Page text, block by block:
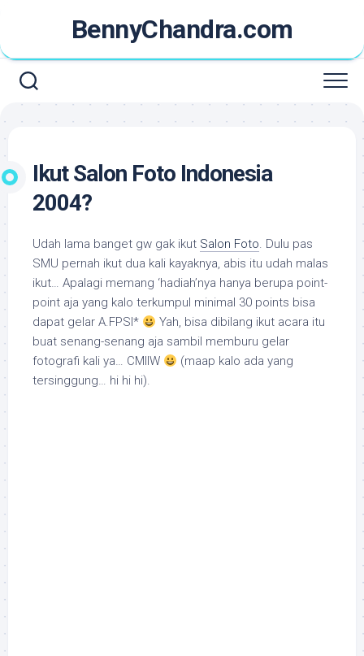
content
BennyChandra.com
Ikut Salon Foto Indonesia
2004?
Udah lama banget gw gak ikut Salon Foto. Dulu pas
SMU pernah ikut dua kali kayaknya, abis itu udah malas
ikut… Apalagi memang ‘hadiah’nya hanya berupa point-
point aja yang kalo terkumpul minimal 30 points bisa
dapat gelar A.FPSI*
Yah, bisa dibilang ikut acara itu
buat senang-senang aja sambil memburu gelar
fotografi kali ya… CMIIW
(maap kalo ada yang
tersinggung… hi hi hi).